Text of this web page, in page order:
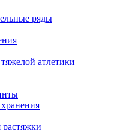
ряды
атлетики